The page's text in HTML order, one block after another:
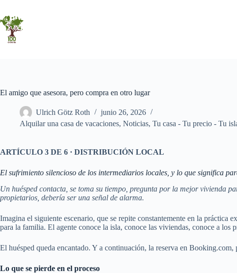
contenido
El amigo que asesora, pero compra en otro lugar
Ulrich Götz Roth
junio 26, 2026
Alquilar una casa de vacaciones, Noticias, Tu casa - Tu precio - Tu
ARTÍCULO 3 DE 6 · DISTRIBUCIÓN LOCAL
El sufrimiento silencioso de los intermediarios locales, y lo que significa
Un huésped contacta, se toma su tiempo, pregunta por la mejor vivienda
propietarios, debería ser una señal de alarma.
Imagina el siguiente escenario, que se repite constantemente en la práctica
para la familia. El agente conoce la isla, conoce las viviendas, conoce a los
El huésped queda encantado. Y a continuación, la reserva en
Lo que se pierde en el proceso